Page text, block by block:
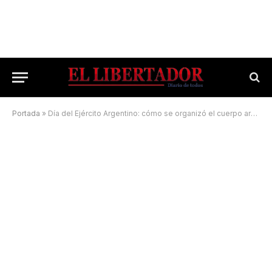
Portada » Día del Ejército Argentino: cómo se organizó el cuerpo armado para la posterior declaración de la Independencia